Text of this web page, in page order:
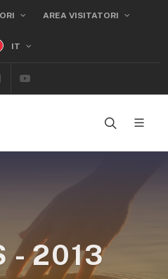
AREA VISITATORI
IT
Linkedin
- 2013